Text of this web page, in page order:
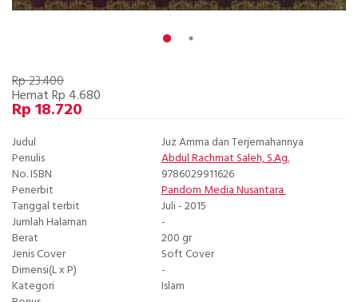
Rp 23.400
Hemat Rp 4.680
Rp 18.720
Judul
Juz Amma dan Terjemahannya
Penulis
Abdul Rachmat Saleh, S.Ag.
No. ISBN
9786029911626
Penerbit
Pandom Media Nusantara
Tanggal terbit
Juli - 2015
Jumlah Halaman
-
Berat
200 gr
Jenis Cover
Soft Cover
Dimensi(L x P)
-
Kategori
Islam